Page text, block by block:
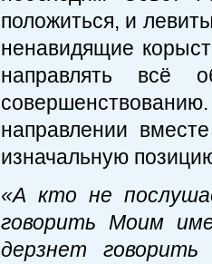
положиться, и
ненавидящие
направлять всё
направлении
изначальную
«А кто не
говорить Моим
дерзнет